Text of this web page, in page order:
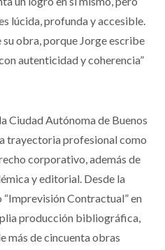
lúcida, profunda y accesible.
obra, porque Jorge escribe
autenticidad y coherencia”
Ciudad Autónoma de Buenos
trayectoria profesional como
corporativo, además de
y editorial. Desde la
Contractual” en
producción bibliográfica,
más de cincuenta obras